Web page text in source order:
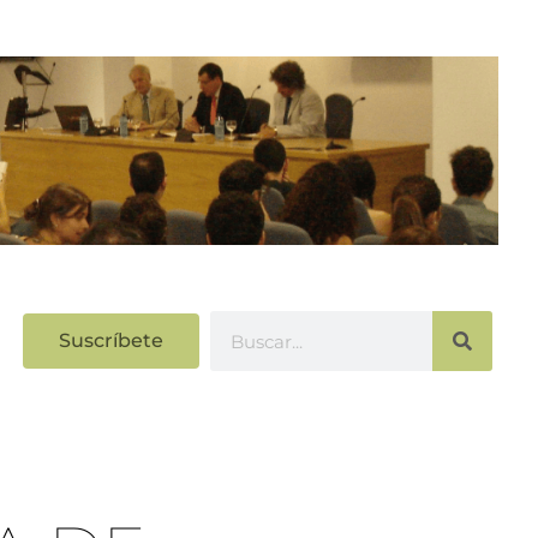
Suscríbete